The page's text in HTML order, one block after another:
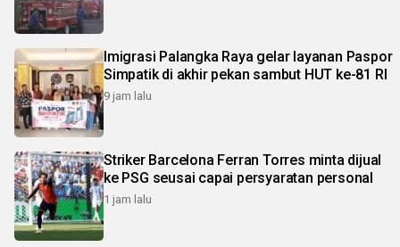
Imigrasi Palangka Raya gelar layanan Paspor
Simpatik di akhir pekan sambut HUT ke-81 RI
9 jam lalu
Striker Barcelona Ferran Torres minta dijual
ke PSG seusai capai persyaratan personal
1 jam lalu